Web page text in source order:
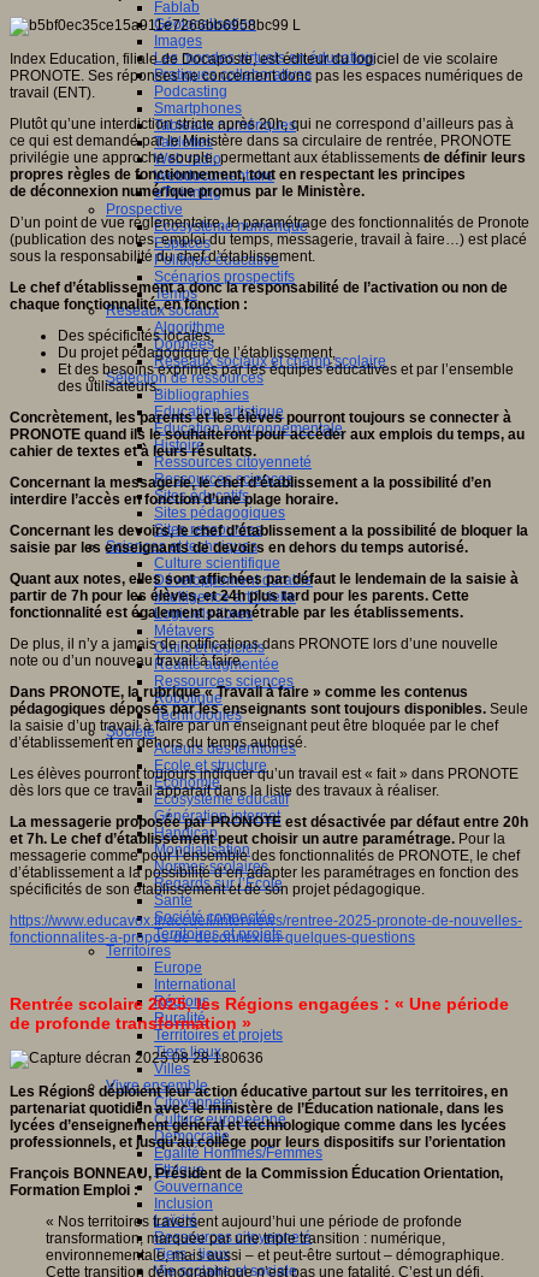
Fablab
Géolocalisation
Images
Les mondes virtuels en éducation
Pratiques collaboratives
Podcasting
Smartphones
Tableaux numériques
Tablettes
Web radio
Webdocumentaire
eTwinning
Prospective
Ecosystème numérique
Espaces
Politique éducative
Scénarios prospectifs
Temps
Réseaux sociaux
Algorithme
Données
Réseaux sociaux et champ scolaire
Sélection de ressources
Bibliographies
Education artistique
Education environnementale
Histoire
Ressources citoyenneté
Ressources sciences
Sites éducatifs
Sites pédagogiques
Sites ressources
Sciences et techniques
Culture scientifique
Développement durable
Intelligence artificielle
Logiciels libres
Métavers
Outils et logiciels
Réalité augmentée
Ressources sciences
Robotique
Technologies
Société
Acteurs des territoires
Ecole et structure
Economie
Ecosystème éducatif
Génération internet
Handicap
Mondialisation
Normes scolaires
Regards sur l’Ecole
Santé
Société connectée
Territoires et projets
Territoires
Europe
International
Régions
Ruralité
Territoires et projets
Tiers lieux
Villes
Vivre ensemble
Citoyenneté
Culture européenne
Démocratie
Egalité Hommes/Femmes
Ethique
Gouvernance
Inclusion
Laïcité
Ressources citoyenneté
Tiers - lieux
Vie scolaire et sociale
Index Education, filiale de Docaposte, est éditeur du logiciel de vie scolaire
PRONOTE. Ses réponses ne concernent donc pas les espaces numériques de
travail (ENT).
Plutôt qu’une interdiction stricte après 20h, qui ne correspond d’ailleurs pas à
ce qui est demandé par le Ministère dans sa circulaire de rentrée, PRONOTE
privilégie une approche souple, permettant aux établissements de définir leurs
propres règles de fonctionnement, tout en respectant les principes
de déconnexion numérique promus par le Ministère.
D’un point de vue réglementaire, le paramétrage des fonctionnalités de Pronote
(publication des notes, emploi du temps, messagerie, travail à faire…) est placé
sous la responsabilité du chef d’établissement.
Le chef d’établissement a donc la responsabilité de l’activation ou non de
chaque fonctionnalité, en fonction :
Des spécificités locales,
Du projet pédagogique de l’établissement,
Et des besoins exprimés par les équipes éducatives et par l’ensemble
des utilisateurs.
Concrètement, les parents et les élèves pourront toujours se connecter à
PRONOTE quand ils le souhaiteront pour accéder aux emplois du temps, au
cahier de textes et à leurs résultats.
Concernant la messagerie, le chef d’établissement a la possibilité d’en
interdire l’accès en fonction d’une plage horaire.
Concernant les devoirs, le chef d’établissement a la possibilité de bloquer la
saisie par les enseignants de devoirs en dehors du temps autorisé.
Quant aux notes, elles sont affichées par défaut le lendemain de la saisie à
partir de 7h pour les élèves, et 24h plus tard pour les parents. Cette
fonctionnalité est également paramétrable par les établissements.
De plus, il n’y a jamais de notifications dans PRONOTE lors d’une nouvelle
note ou d’un nouveau travail à faire.
Dans PRONOTE, la rubrique « Travail à faire » comme les contenus
pédagogiques déposés par les enseignants sont toujours disponibles. Seule
la saisie d’un travail à faire par un enseignant peut être bloquée par le chef
d’établissement en dehors du temps autorisé.
Les élèves pourront toujours indiquer qu’un travail est « fait » dans PRONOTE
dès lors que ce travail apparait dans la liste des travaux à réaliser.
La messagerie proposée par PRONOTE est désactivée par défaut entre 20h
et 7h. Le chef d’établissement peut choisir un autre paramétrage. Pour la
messagerie comme pour l’ensemble des fonctionnalités de PRONOTE, le chef
d’établissement a la possibilité d’en adapter les paramétrages en fonction des
spécificités de son établissement et de son projet pédagogique.
https://www.educavox.fr/accueil/interviews/rentree-2025-pronote-de-nouvelles-
fonctionnalites-a-propos-de-deconnexion-quelques-questions
Rentrée scolaire 2025, les Régions engagées : « Une période
de profonde transformation »
Les Régions déploient leur action éducative partout sur les territoires, en
partenariat quotidien avec le ministère de l’Éducation nationale, dans les
lycées d’enseignement général et technologique comme dans les lycées
professionnels, et jusqu’au collège pour leurs dispositifs sur l’orientation
François BONNEAU, Président de la Commission Éducation Orientation,
Formation Emploi :
« Nos territoires traversent aujourd’hui une période de profonde
transformation, marquée par une triple transition : numérique,
environnementale, mais aussi – et peut-être surtout – démographique.
Cette transition démographique n’est pas une fatalité. C’est un défi,